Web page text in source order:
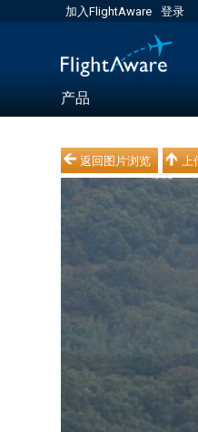
加入FlightAware 登录
产品
返回图片浏览